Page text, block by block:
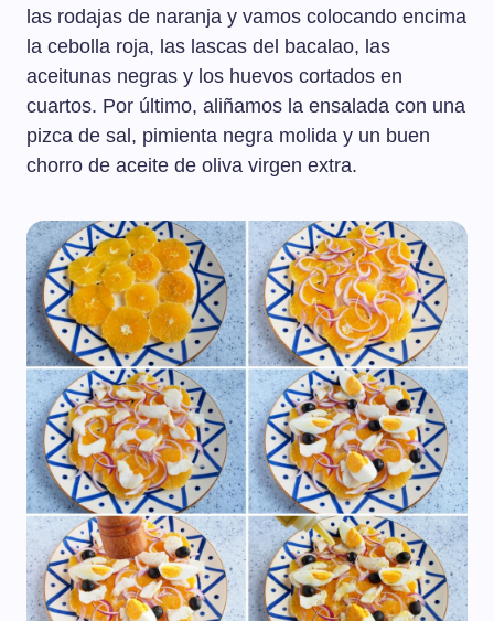
las rodajas de naranja y vamos colocando encima
la cebolla roja, las lascas del bacalao, las
aceitunas negras y los huevos cortados en
cuartos. Por último, aliñamos la ensalada con una
pizca de sal, pimienta negra molida y un buen
chorro de aceite de oliva virgen extra.